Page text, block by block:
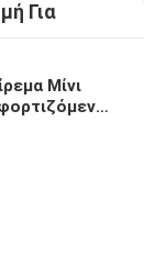
Για
Μίνι